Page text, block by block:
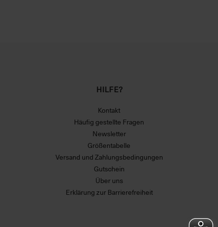
HILFE?
Kontakt
Häufig gestellte Fragen
Newsletter
Größentabelle
Versand und Zahlungsbedingungen
Gutschein
Über uns
Erklärung zur Barrierefreiheit